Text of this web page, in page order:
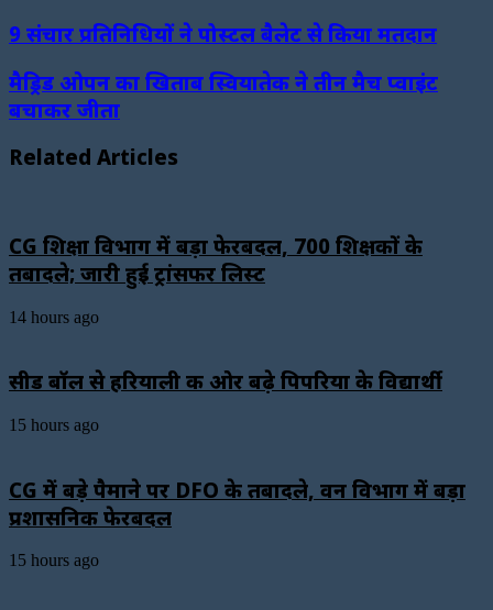
9 संचार प्रतिनिधियों ने पोस्टल बैलेट से किया मतदान
मैड्रिड ओपन का खिताब स्वियातेक ने तीन मैच प्वाइंट
बचाकर जीता
Related Articles
CG शिक्षा विभाग में बड़ा फेरबदल, 700 शिक्षकों के
तबादले; जारी हुई ट्रांसफर लिस्ट
14 hours ago
सीड बॉल से हरियाली की ओर बढ़े पिपरिया के विद्यार्थी
15 hours ago
CG में बड़े पैमाने पर DFO के तबादले, वन विभाग में बड़ा
प्रशासनिक फेरबदल
15 hours ago